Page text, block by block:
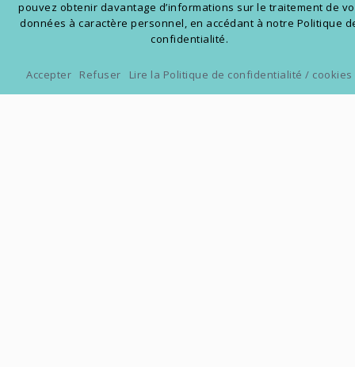
pouvez obtenir davantage d’informations sur le traitement de
données à caractère personnel, en accédant à notre Politique
confidentialité.
Accepter Refuser Lire la Politique de confidentialité / cookies